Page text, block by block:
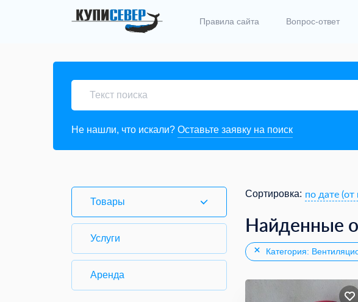
Правила сайта Вопрос-ответ
Не нашли, что искали? Оставьте заявку на поиск
Товары
Услуги
Аренда
Сортировка: по дате
Найденные
Категория: